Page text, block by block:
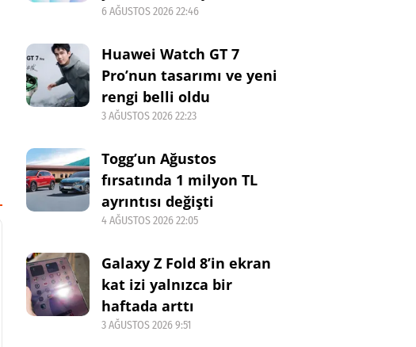
6 AĞUSTOS 2026 22:46
Huawei Watch GT 7
Pro’nun tasarımı ve yeni
rengi belli oldu
3 AĞUSTOS 2026 22:23
Togg’un Ağustos
fırsatında 1 milyon TL
ayrıntısı değişti
4 AĞUSTOS 2026 22:05
Galaxy Z Fold 8’in ekran
kat izi yalnızca bir
haftada arttı
3 AĞUSTOS 2026 9:51